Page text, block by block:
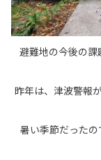
避難地の今後の
昨年は、津波警報
暑い季節だった